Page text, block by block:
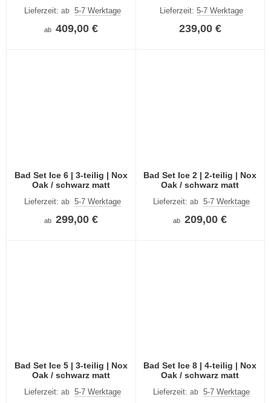
Lieferzeit: ab 5-7 Werktage
ab 409,00 €
Lieferzeit:5-7 Werktage
239,00 €
Bad Set Ice 6 | 3-teilig | Nox
Oak / schwarz matt
Lieferzeit: ab 5-7 Werktage
ab 299,00 €
Bad Set Ice 2 | 2-teilig | Nox
Oak / schwarz matt
Lieferzeit:ab 5-7 Werktage
ab 209,00 €
Bad Set Ice 5 | 3-teilig | Nox
Oak / schwarz matt
Lieferzeit: ab 5-7 Werktage
Bad Set Ice 8 | 4-teilig | Nox
Oak / schwarz matt
Lieferzeit:ab 5-7 Werktage